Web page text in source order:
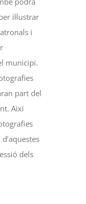
il·lustrar
i
municipi.
part del
Així
dels